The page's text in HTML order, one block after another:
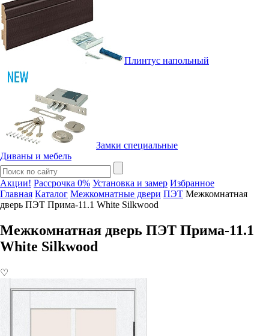
Плинтус напольный
Замки специальные
Диваны и мебель
Акции! Рассрочка 0% Установка и замер Избранное
Главная Каталог Межкомнатные двери ПЭТ Межкомнатная
дверь ПЭТ Прима-11.1 White Silkwood
Межкомнатная дверь ПЭТ Прима-11.1
White Silkwood
♡